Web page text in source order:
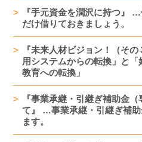
『手元資金を潤沢に持つ』
だけ借りておきましょう。
『未来人材ビジョン！（そ
用システムからの転換」と
教育への転換」
『事業承継・引継ぎ補助金
て』 …事業承継・引継ぎ補
ます。